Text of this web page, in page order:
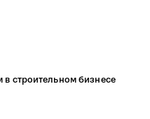
в строительном бизнесе